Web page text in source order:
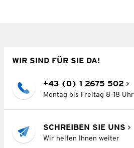
WIR SIND FÜR SIE DA!
+43 (0) 1 2675 502
Montag bis Freitag 8–18 Uhr
SCHREIBEN SIE UNS
Wir helfen Ihnen weiter